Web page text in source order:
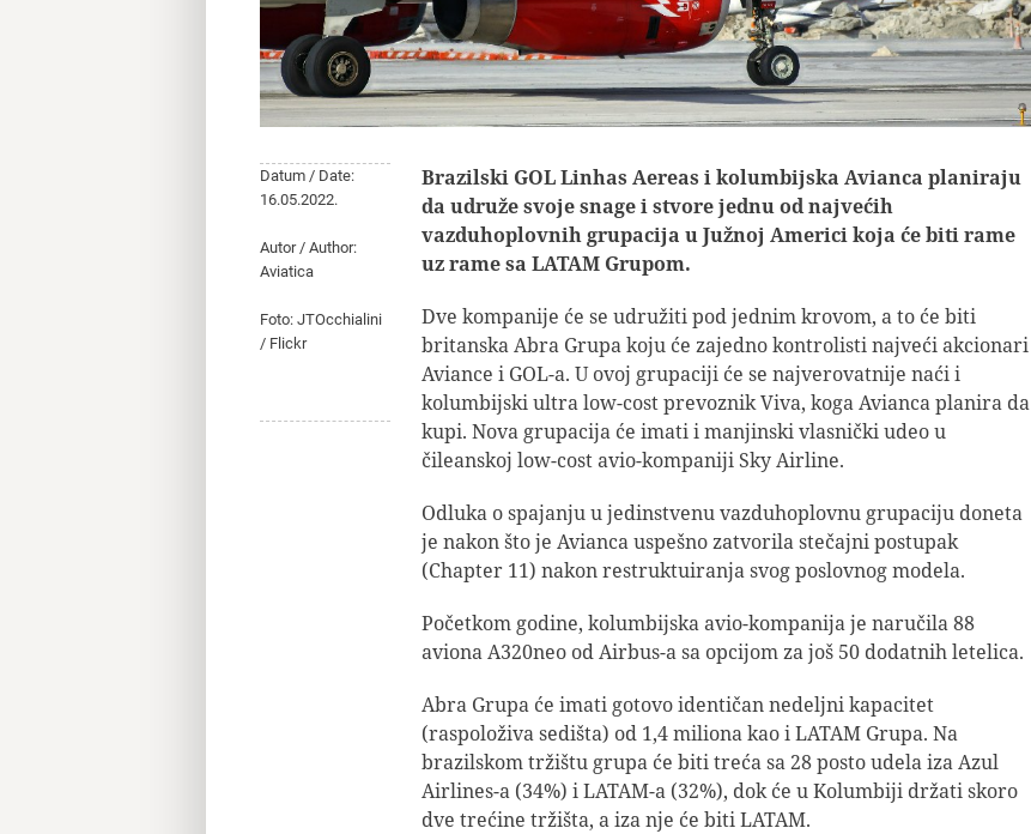
Datum / Date:
16.05.2022.
Autor / Author:
Aviatica
Foto: JTOcchialini
/ Flickr
Brazilski GOL Linhas Aereas i kolumbijska Avianca planiraju
da udruže svoje snage i stvore jednu od najvećih
vazduhoplovnih grupacija u Južnoj Americi koja će biti rame
uz rame sa LATAM Grupom.
Dve kompanije će se udružiti pod jednim krovom, a to će biti
britanska Abra Grupa koju će zajedno kontrolisti najveći akcionari
Aviance i GOL-a. U ovoj grupaciji će se najverovatnije naći i
kolumbijski ultra low-cost prevoznik Viva, koga Avianca planira da
kupi. Nova grupacija će imati i manjinski vlasnički udeo u
čileanskoj low-cost avio-kompaniji Sky Airline.
Odluka o spajanju u jedinstvenu vazduhoplovnu grupaciju doneta
je nakon što je Avianca uspešno zatvorila stečajni postupak
(Chapter 11) nakon restruktuiranja svog poslovnog modela.
Početkom godine, kolumbijska avio-kompanija je naručila 88
aviona A320neo od Airbus-a sa opcijom za još 50 dodatnih letelica.
Abra Grupa će imati gotovo identičan nedeljni kapacitet
(raspoloživa sedišta) od 1,4 miliona kao i LATAM Grupa. Na
brazilskom tržištu grupa će biti treća sa 28 posto udela iza Azul
Airlines-a (34%) i LATAM-a (32%), dok će u Kolumbiji držati skoro
dve trećine tržišta, a iza nje će biti LATAM.